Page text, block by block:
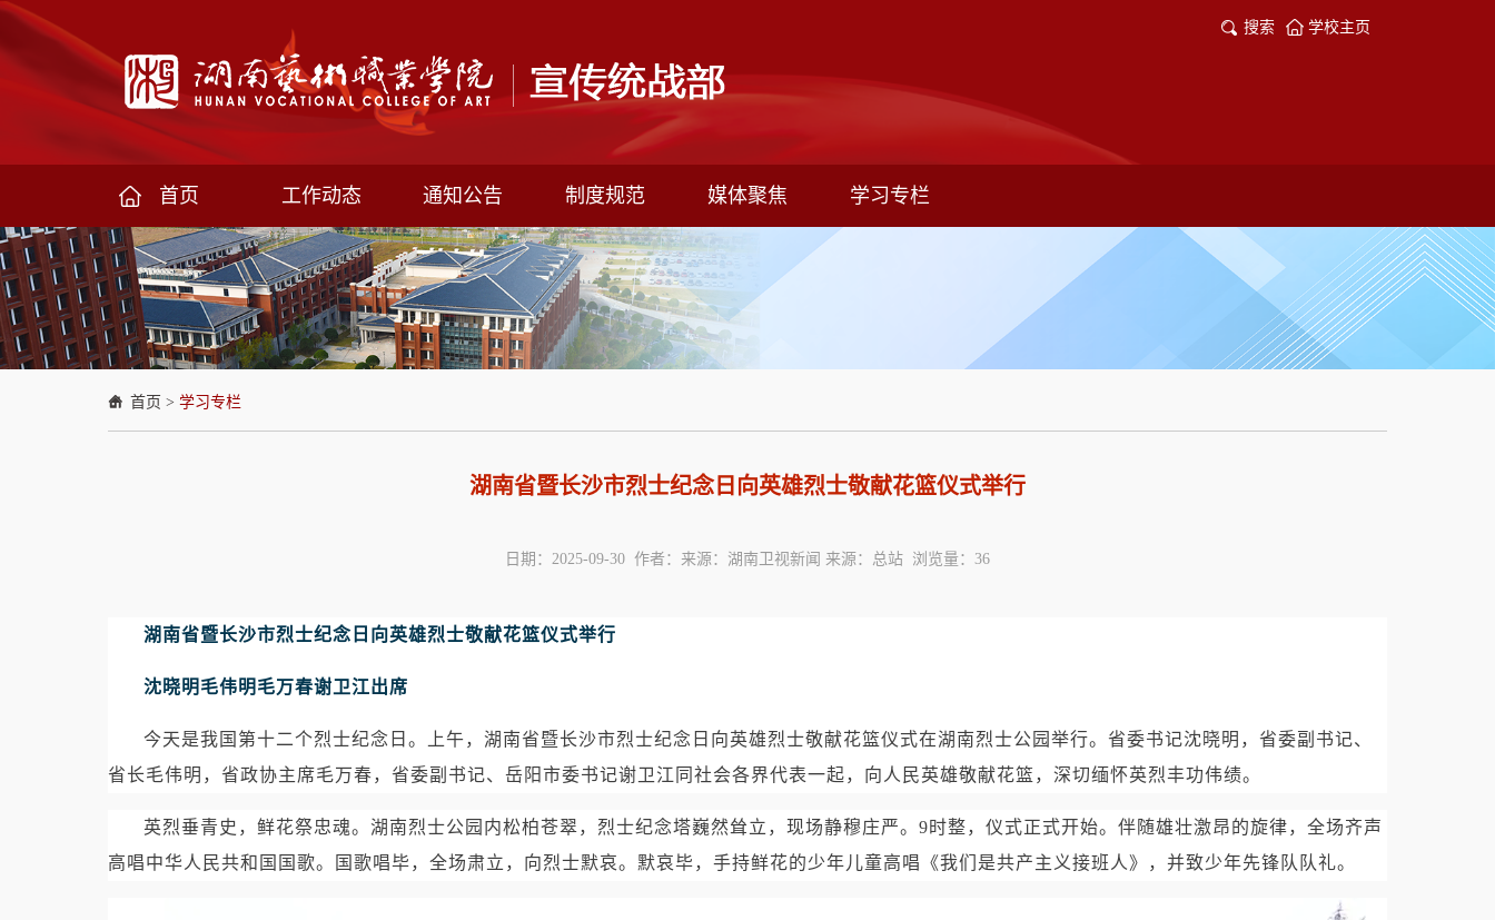
搜索 学校主页
首页 工作动态 通知公告 制度规范 媒体聚焦 学习专栏
首页 > 学习专栏
湖南省暨长沙市烈士纪念日向英雄烈士敬献花篮仪式举行
日期：2025-09-30 作者：来源：湖南卫视新闻 来源：总站 浏览量： 36
湖南省暨长沙市烈士纪念日向英雄烈士敬献花篮仪式举行
沈晓明毛伟明毛万春谢卫江出席
今天是我国第十二个烈士纪念日。上午，湖南省暨长沙市烈士纪念日向英雄烈士敬献花篮仪式在湖南烈士公园举行。省委书记沈晓明，省委副书记、
省长毛伟明，省政协主席毛万春，省委副书记、岳阳市委书记谢卫江同社会各界代表一起，向人民英雄敬献花篮，深切缅怀英烈丰功伟绩。
英烈垂青史，鲜花祭忠魂。湖南烈士公园内松柏苍翠，烈士纪念塔巍然耸立，现场静穆庄严。9时整，仪式正式开始。伴随雄壮激昂的旋律，全场齐声
高唱中华人民共和国国歌。国歌唱毕，全场肃立，向烈士默哀。默哀毕，手持鲜花的少年儿童高唱《我们是共产主义接班人》，并致少年先锋队队礼。